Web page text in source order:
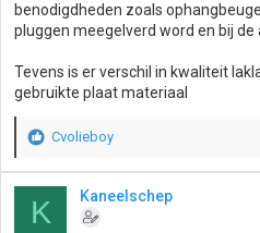
benodigdheden zoals
pluggen meegelverd word en bij de
Tevens is er verschil in kwaliteit
gebruikte plaat materiaal
W
a
d
Cvolieboy
K Kaneelschep